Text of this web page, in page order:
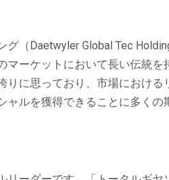
（Daetwyler Global Tec
ーケットにおいて長い伝統
に思っており、市場におけ
ルを獲得できることに多くの